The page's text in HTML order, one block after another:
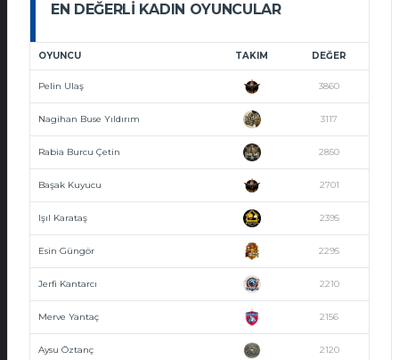
EN DEĞERLI KADIN OYUNCULAR
OYUNCU TAKIM DEĞER
Pelin Ulaş 3860
Nagihan Buse Yıldırım 3117
Rabia Burcu Çetin 2850
Başak Kuyucu 2701
Işıl Karataş 2395
Esin Güngör 2295
Jerfi Kantarcı 2210
Merve Yantaç 2156
Aysu Öztanç 2120